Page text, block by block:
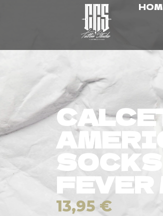
13,95 €